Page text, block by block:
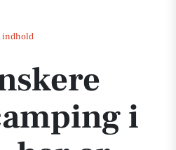
indholdi Norden – her er hvorfor
i